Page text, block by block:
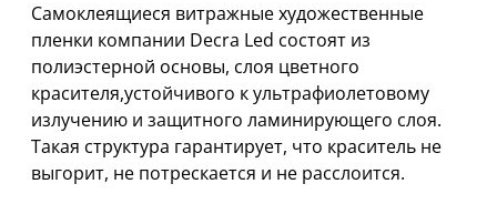
Самоклеящиеся витражные художественные
пленки компании Decra Led состоят из
полиэстерной основы, слоя цветного
красителя,устойчивого к ультрафиолетовому
излучению и защитного ламинирующего слоя.
Такая структура гарантирует, что краситель не
выгорит, не потрескается и не расслоится.